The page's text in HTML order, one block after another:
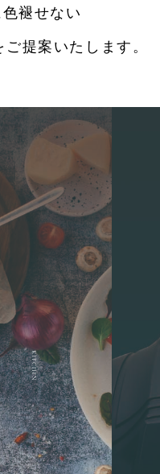
褪せない
提案いたします。